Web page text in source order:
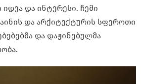
და ინტერესი. ჩემი
და არქიტექტურის სფეროთი
და დაჟინებულმა